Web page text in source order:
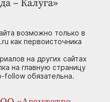
– Калуга»
возможно только в
как первоисточника
на других сайтах
на главную страницу
follow обязательна.